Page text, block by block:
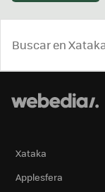
Xataka
Applesfera